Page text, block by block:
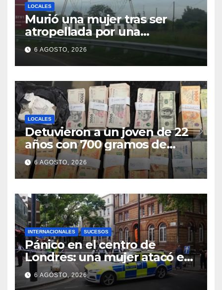
LOCALES
Murió una mujer tras ser
atropellada por una
motocicleta en Nelson
6 AGOSTO, 2026
LOCALES
Detuvieron a un joven de 22
años con 700 gramos de
cocaína
6 AGOSTO, 2026
INTERNACIONALES SUCESOS
Pánico en el centro de
Londres: una mujer atacó e
hirió con unas tijeras a cuatro
hombres
6 AGOSTO, 2026